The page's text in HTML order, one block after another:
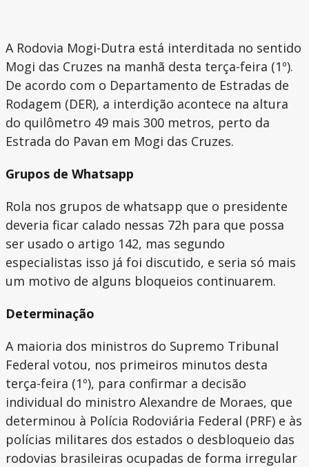
A Rodovia Mogi-Dutra está interditada no sentido
Mogi das Cruzes na manhã desta terça-feira (1º).
De acordo com o Departamento de Estradas de
Rodagem (DER), a interdição acontece na altura
do quilômetro 49 mais 300 metros, perto da
Estrada do Pavan em Mogi das Cruzes.
Grupos de Whatsapp
Rola nos grupos de whatsapp que o presidente
deveria ficar calado nessas 72h para que possa
ser usado o artigo 142, mas segundo
especialistas isso já foi discutido, e seria só mais
um motivo de alguns bloqueios continuarem.
Determinação
A maioria dos ministros do Supremo Tribunal
Federal votou, nos primeiros minutos desta
terça-feira (1º), para confirmar a decisão
individual do ministro Alexandre de Moraes, que
determinou à Polícia Rodoviária Federal (PRF) e às
polícias militares dos estados o desbloqueio das
rodovias brasileiras ocupadas de forma irregular